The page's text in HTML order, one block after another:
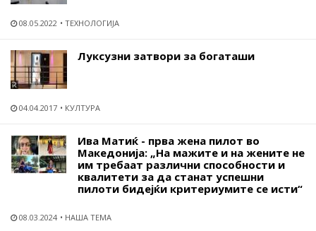
08.05.2022 ТЕХНОЛОГИЈА
Луксузни затвори за богаташи
04.04.2017 КУЛТУРА
Ива Матиќ - прва жена пилот во
Македонија: „На мажите и на жените не
им требаат различни способности и
квалитети за да станат успешни
пилоти бидејќи критериумите се исти“
08.03.2024 НАША ТЕМА